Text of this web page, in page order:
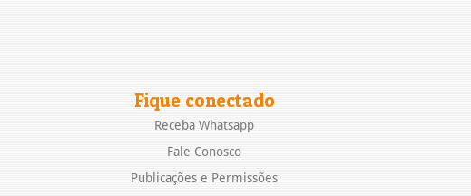
Fique conectado
Receba Whatsapp
Fale Conosco
Publicações e Permissões